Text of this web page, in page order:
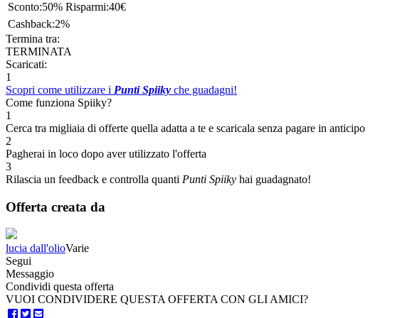
Sconto:50% Risparmi:40€
Cashback:2%
Termina tra:
TERMINATA
Scaricati:
1
Scopri come utilizzare i Punti Spiiky che guadagni!
Come funziona Spiiky?
1
Cerca tra migliaia di offerte quella adatta a te e scaricala senza pagare in anticipo
2
Pagherai in loco dopo aver utilizzato l'offerta
3
Rilascia un feedback e controlla quanti Punti Spiiky hai guadagnato!
Offerta creata da
lucia dall'olioVarie
Segui
Messaggio
Condividi questa offerta
VUOI CONDIVIDERE QUESTA OFFERTA CON GLI AMICI?